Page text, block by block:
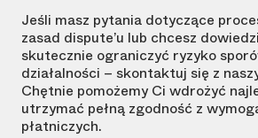
Jeśli masz pytania dotyczące
zasad dispute’u lub chcesz
skutecznie ograniczyć ryzyko
działalności – skontaktuj się z
Chętnie pomożemy Ci wdrożyć
utrzymać pełną zgodność z
płatniczych.